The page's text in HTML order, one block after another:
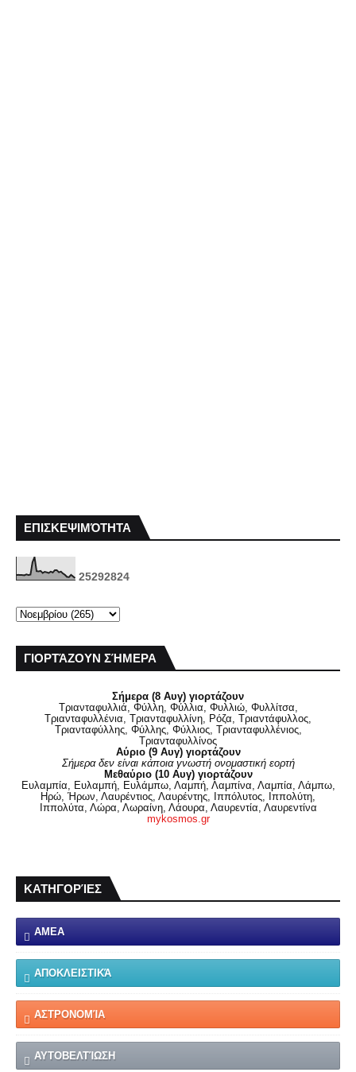
ΕΠΙΣΚΕΨΙΜΌΤΗΤΑ
25292824
ΓΙΟΡΤΆΖΟΥΝ ΣΉΜΕΡΑ
Σήμερα (8 Αυγ) γιορτάζουν
Τριανταφυλλιά, Φύλλη, Φύλλια, Φυλλιώ, Φυλλίτσα,
Τριανταφυλλένια, Τριανταφυλλίνη, Ρόζα, Τριαντάφυλλος,
Τριανταφύλλης, Φύλλης, Φύλλιος, Τριανταφυλλένιος,
Τριανταφυλλίνος
Αύριο (9 Αυγ) γιορτάζουν
Σήμερα δεν είναι κάποια γνωστή ονομαστική εορτή
Μεθαύριο (10 Αυγ) γιορτάζουν
Ευλαμπία, Ευλαμπή, Ευλάμπω, Λαμπή, Λαμπίνα, Λαμπία, Λάμπω,
Ηρώ, Ήρων, Λαυρέντιος, Λαυρέντης, Ιππόλυτος, Ιππολύτη,
Ιππολύτα, Λώρα, Λωραίνη, Λάουρα, Λαυρεντία, Λαυρεντίνα
mykosmos.gr
ΚΑΤΗΓΟΡΊΕΣ
ΑΜΕΑ
ΑΠΟΚΛΕΙΣΤΙΚΆ
ΑΣΤΡΟΝΟΜΊΑ
ΑΥΤΟΒΕΛΤΊΩΣΗ